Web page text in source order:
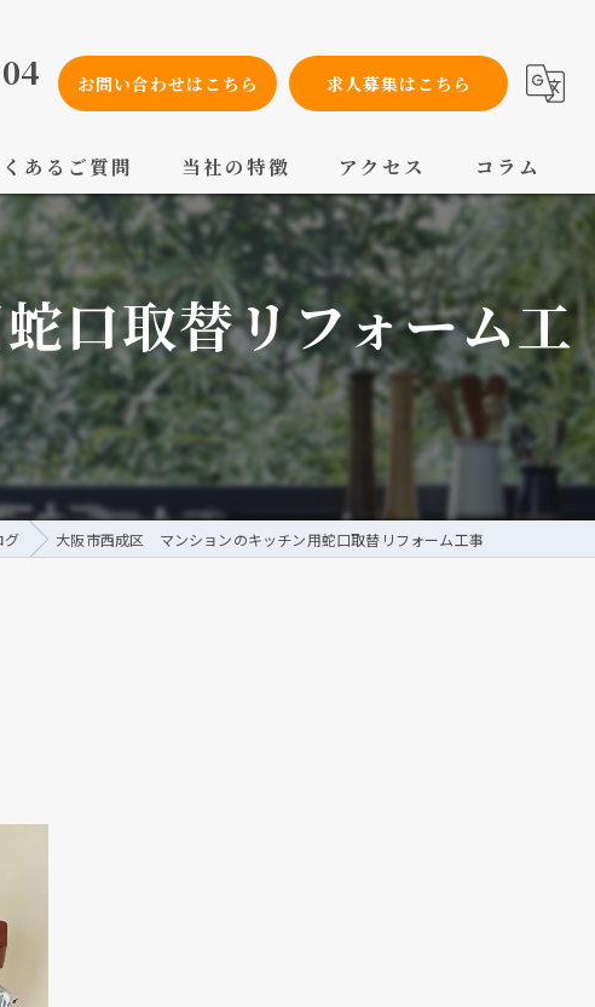
お問い合わせはこちら 求人募集はこちら
くあるご質問 当社の特徴
設備工事
内装工事
メンテナンス
配管工事
交換
アクセス コラム
口取替リフォーム工
グ 大阪市西成区 マンションのキッチン用蛇口取替リフォーム工事